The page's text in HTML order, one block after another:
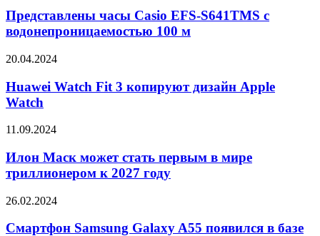
по
программе
AppleCare+
Casio
EFS-
S641TMS
водонепроницаемостью
м
Представлены часы Casio EFS-S641TMS с
водонепроницаемостью 100 м
Huawei
Fit
3
копируют
Apple
20.04.2024
Huawei Watch Fit 3 копируют дизайн Apple
Watch
Илон
может
стать
первым
мире
к
11.09.2024
Илон Маск может стать первым в мире
триллионером к 2027 году
Смартфон
Galaxy
26.02.2024
Смартфон Samsung Galaxy A55 появился в базе